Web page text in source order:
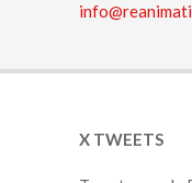
X TWEETS